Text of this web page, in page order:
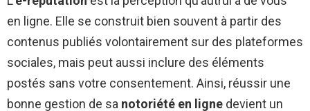
en ligne. Elle se construit bien souvent à partir des
contenus publiés volontairement sur des plateformes
sociales, mais peut aussi inclure des éléments
postés sans votre consentement. Ainsi, réussir une
bonne gestion de sa notoriété en ligne devient un